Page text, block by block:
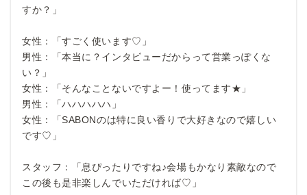
すか？」
女性：「すごく使います♡」
男性：「本当に？インタビューだからって営業っぽくな
い？」
女性：「そんなことないですよー！使ってます★」
男性：「ハハハハハ」
女性：「SABONのは特に良い香りで大好きなので嬉しい
です♡」
スタッフ：「息ぴったりですね♪会場もかなり素敵なので
この後も是非楽しんでいただければ♡」